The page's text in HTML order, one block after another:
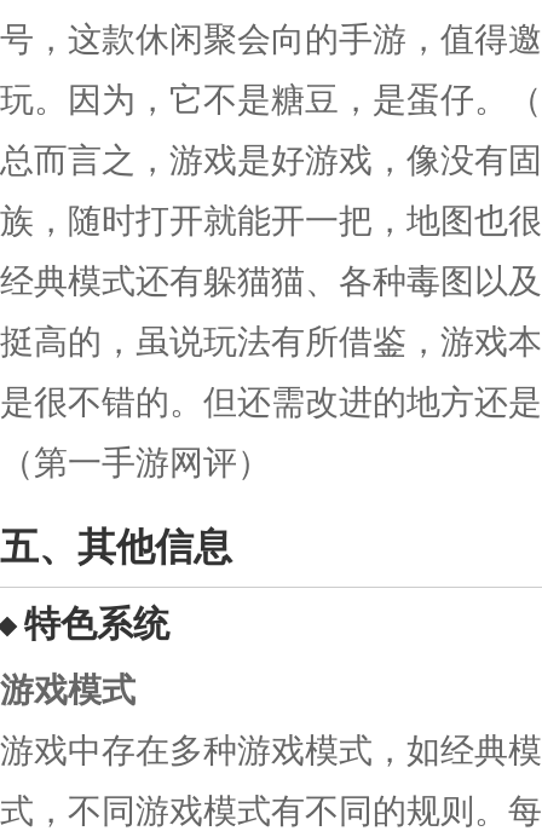
号，这款休闲聚会向的手游，值得
玩。因为，它不是糖豆，是蛋仔。
总而言之，游戏是好游戏，像没有
族，随时打开就能开一把，地图也
经典模式还有躲猫猫、各种毒图以
挺高的，虽说玩法有所借鉴，游戏
是很不错的。但还需改进的地方还
（第一手游网评）
其他信息
特色系统
游戏模式
游戏中存在多种游戏模式，如经典
式，不同游戏模式有不同的规则。